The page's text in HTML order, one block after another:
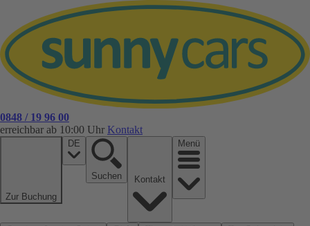
0848 / 19 96 00
erreichbar ab 10:00 Uhr Kontakt
Zur Buchung
DE
Suchen
Menü